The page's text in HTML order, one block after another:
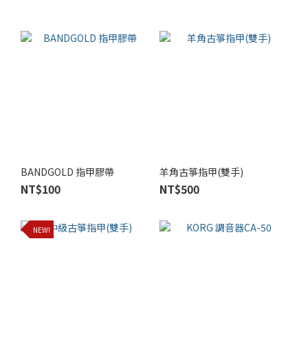
BANDGOLD 指甲膠帶
NT$100
羊角古箏指甲(雙手)
NT$500
NEW!